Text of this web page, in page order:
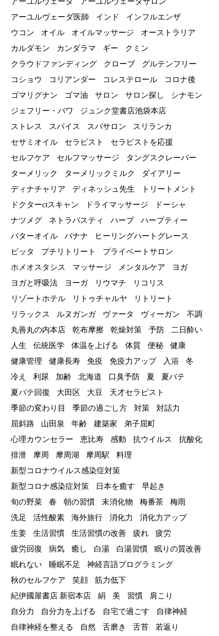
アーユルヴェーダ医師
インド
インフルエンザ
ウコン
オイル オイルマッサージ
オーストラリア
カルダモン
カンダラマ ギー
クミン
クラウドファンディング
クローブ
グルテンフリー
コショウ
コリアンダー コレステロール
コロナ後
ゴマリグナン
ゴマ油 サロン サロン探し
シナモン
ジェフリー・バワ
ジュンク堂書店池袋本店
ストレス
スパイス スパサロン
スリランカ
セサミオイル
セラピスト
セラピストを応援
セルフケア
セルフマッサージ
タングスクレーパー
ターメリック
ターメリックミルク
ダイアリー
ディナチャリア
ディネッシュ先生
トリートメント
ドクターctスキャン
ドライマッサージ
ドーシャ
ナツメグ
ネトラバスティ ハーブ
ハーブティー
バターオイル
バナナ
ヒーリングハートグレース
ピッタ
プチリトリート
プライベートサロン
ホメオスタシス
マッサージ メンタルケア
ヨガ
ヨガと呼吸法
ヨーガ リウマチ
リコリス
リゾートホテル
リトゥチャルヤ
リトリート
リラックス
ルヌガンガ ヴァータ ヴィーガン
不調
丸善丸の内本店
乾布摩擦 乾燥対策 予防
二日酔い
人生
伝統医学 体温を上げる 体質 便秘
健康
健康管理
健康長寿 免疫 免疫力アップ 入浴
冬
冷え
利尿 加齢 北海道 口臭予防 夏
夏バテ
夏バテ回復
大田区 大豆
天才セラピスト
季節の変わり目
季節の過ごし方 対策
対話力
屈斜路
山田泉 年齢 建築家
弟子屈町
心理カウンセラー
恵比寿 感動 抗ウイルス
抗酸化
排泄
摩周 摩周湖 摩周駅
料理
新型コロナウイルス感染症対策
新型コロナ感染症対策
日本を癒す
早起き
旬の野菜
春 朝の習慣 未消化物 梅番茶
梅雨
洗足
活性酸素 海外旅行 消化力
消化力アップ
生姜
生活習慣 生活習慣の改善 疲れ
疲労
疲労回復
病気 癒し 白湯 白湯習慣
眠りの質改善
眠れない
睡眠不足
神経言語プログラミング
秋のセルフケア
笑顔
筋力低下
紀伊國屋書店 新宿本店
絹 美 習慣
肩こり
自分力
自分力を上げる 自宅で過ごす
自律神経
自律神経を整える
自然 舌磨き 舌苔
若返り